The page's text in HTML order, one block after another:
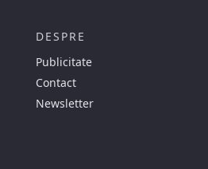
DESPRE
Publicitate
Contact
Newsletter